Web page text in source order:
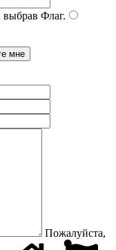
выбрав Флаг.
Пожалуйста,